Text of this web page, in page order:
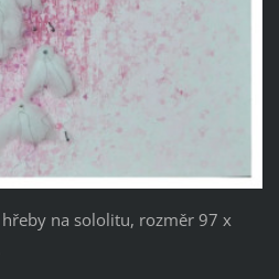
na sololitu, rozměr 97 x